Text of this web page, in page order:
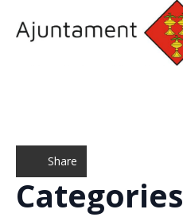
Share
Categories